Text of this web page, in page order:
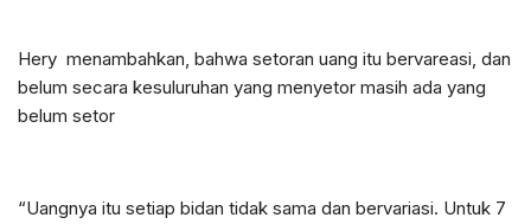
Hery menambahkan, bahwa setoran uang itu bervareasi, dan
belum secara kesuluruhan yang menyetor masih ada yang
belum setor
“Uangnya itu setiap bidan tidak sama dan bervariasi. Untuk 7